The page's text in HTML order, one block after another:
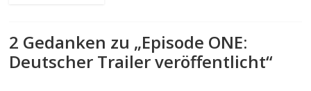
2 Gedanken zu „Episode ONE:
Deutscher Trailer veröffentlicht“